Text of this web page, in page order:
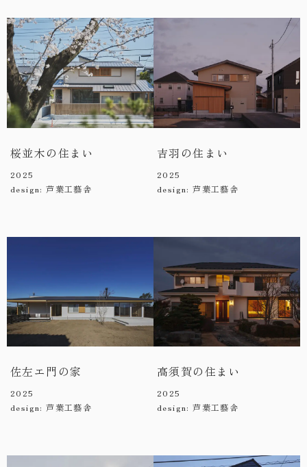
桜並木の住まい
2025
design: 芦葉工藝舎
吉羽の住まい
2025
design: 芦葉工藝舎
佐左エ門の家
2025
design: 芦葉工藝舎
高須賀の住まい
2025
design: 芦葉工藝舎